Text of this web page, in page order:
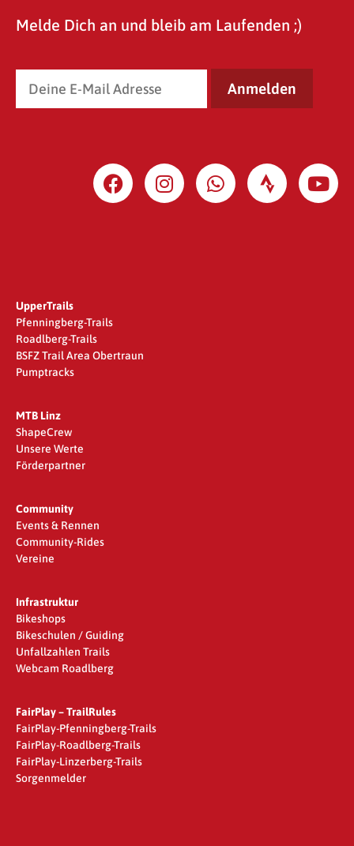
Melde Dich an und bleib am Laufenden ;)
UpperTrails
Pfenningberg-Trails
Roadlberg-Trails
BSFZ Trail Area Obertraun
Pumptracks
MTB Linz
ShapeCrew
Unsere Werte
Förderpartner
Community
Events & Rennen
Community-Rides
Vereine
Infrastruktur
Bikeshops
Bikeschulen / Guiding
Unfallzahlen Trails
Webcam Roadlberg
FairPlay – TrailRules
FairPlay-Pfenningberg-Trails
FairPlay-Roadlberg-Trails
FairPlay-Linzerberg-Trails
Sorgenmelder